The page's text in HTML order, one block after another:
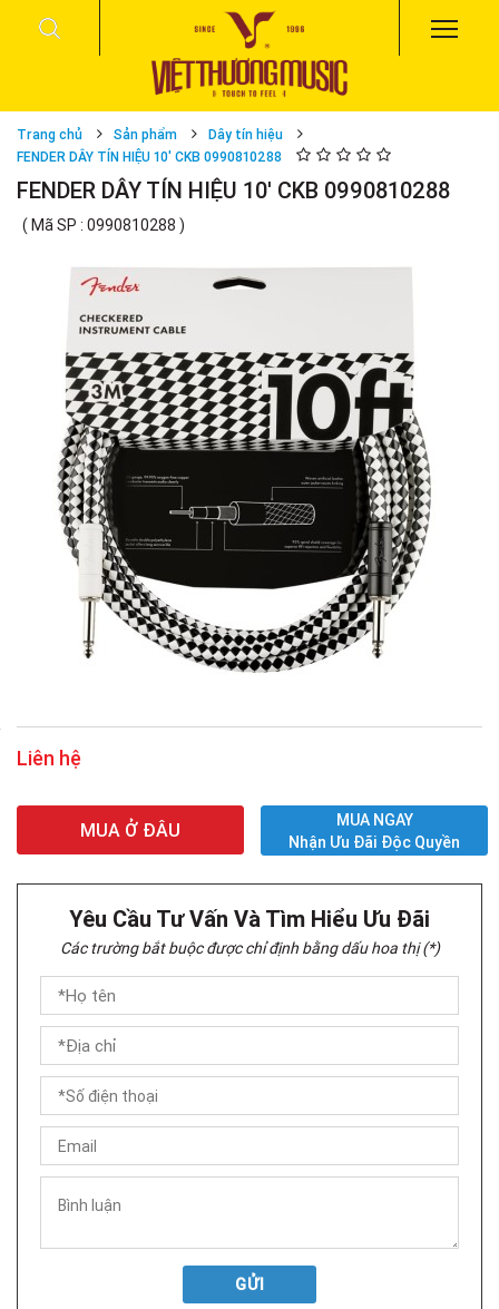
Trang chủ Sản phẩm
Dây tín hiệu
FENDER DÂY TÍN HIỆU 10' CKB 0990810288
FENDER DÂY TÍN HIỆU 10' CKB 0990810288
( Mã SP : 0990810288 )
Liên hệ
MUA Ở ĐÂU
MUA NGAY
Nhận Ưu Đãi Độc Quyền
Yêu Cầu Tư Vấn Và Tìm Hiểu Ưu Đãi
Các trường bắt buộc được chỉ định bằng dấu hoa thị (*)
GỬI